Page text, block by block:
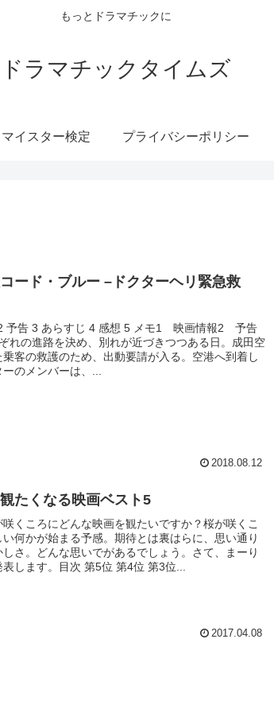
もっとドラマチックに
ドラマチックタイムズ
マイスター検定 プライバシーポリシー
ード・ブルー –ドクターヘリ緊急救
予告 3 あらすじ 4 感想 5 メモ1 映画情報2 予告
の進路を決め、別れが近づきつつある日。成田空
客の救護のため、出動要請が入る。空港へ到着し
のメンバーは、...
2018.08.12
たくなる映画ベスト5
くころにどんな映画を観たいですか？桜が咲くこ
何かが始まる予感。期待とは裏はらに、思い通り
さ。どんな思いでがあるでしょう。さて、まーり
します。目次 第5位 第4位 第3位...
2017.04.08